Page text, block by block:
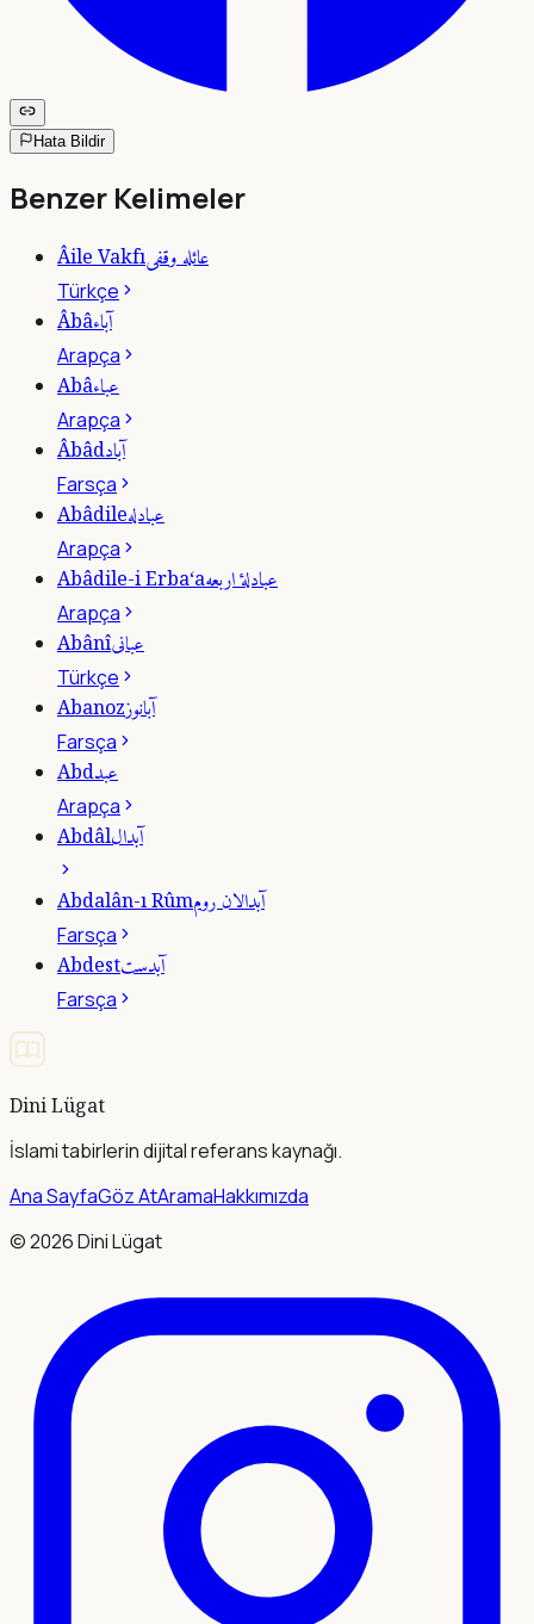
Hata Bildir
Benzer Kelimeler
Âile Vakfıعائله وقفى
Türkçe
Âbâآباء
Arapça
Abâعباء
Arapça
Âbâdآباد
Farsça
Abâdileعبادله
Arapça
Abâdile-i Erba‘aعبادلۀ اربعه
Arapça
Abânîعبانى
Türkçe
Abanozآبانوز
Farsça
Abdعبد
Arapça
Abdâlآبدال
Abdalân-ı Rûmآبدالان روم
Farsça
Abdestآبدست
Farsça
Dini Lügat
İslami tabirlerin dijital referans kaynağı.
Ana SayfaGöz AtAramaHakkımızda
©2026Dini Lügat